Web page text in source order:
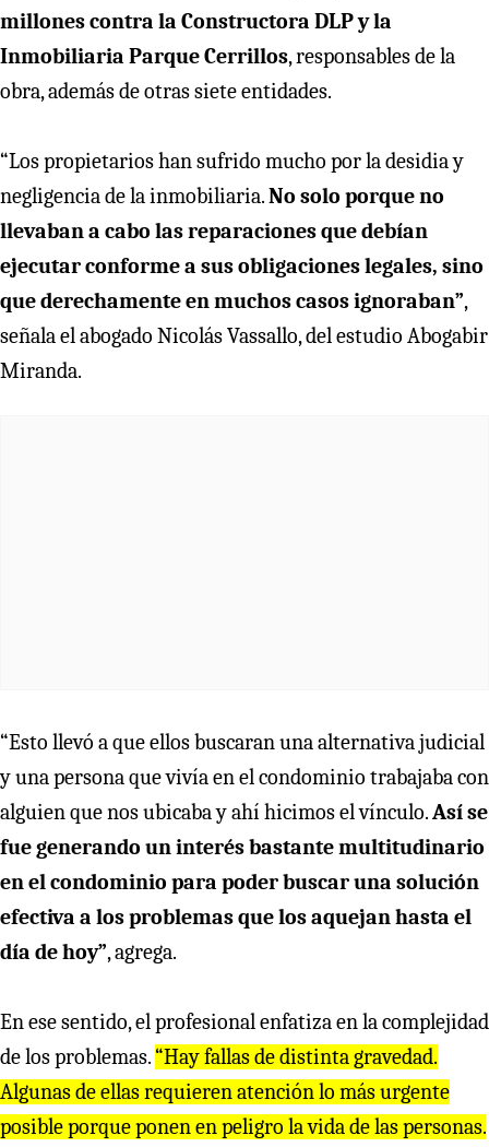
millones contra la Constructora DLP y la
Inmobiliaria Parque Cerrillos, responsables de la
obra, además de otras siete entidades.
“Los propietarios han sufrido mucho por la desidia y
negligencia de la inmobiliaria.No solo porque no
llevaban a cabo las reparaciones que debían
ejecutar conforme a sus obligaciones legales, sino
que derechamente en muchos casos ignoraban”,
señala el abogado Nicolás Vassallo, del estudio Abogabir
Miranda.
“Esto llevó a que ellos buscaran una alternativa judicial
y una persona que vivía en el condominio trabajaba con
alguien que nos ubicaba y ahí hicimos el vínculo.Así se
fue generando un interés bastante multitudinario
en el condominio para poder buscar una solución
efectiva a los problemas que los aquejan hasta el
día de hoy”, agrega.
En ese sentido, el profesional enfatiza en la complejidad
de los problemas. “Hay fallas de distinta gravedad.
Algunas de ellas requieren atención lo más urgente
posible porque ponen en peligro la vida de las personas.